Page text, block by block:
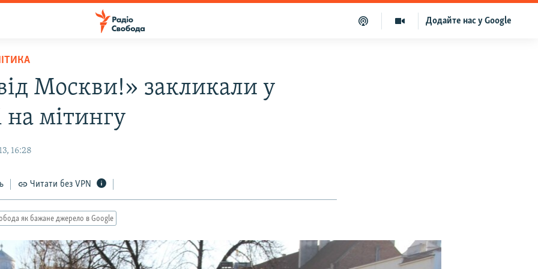
Додайте нас у Google
Москви!» закликали у
на мітингу
16:28
Читати без VPN
як бажане джерело в Google